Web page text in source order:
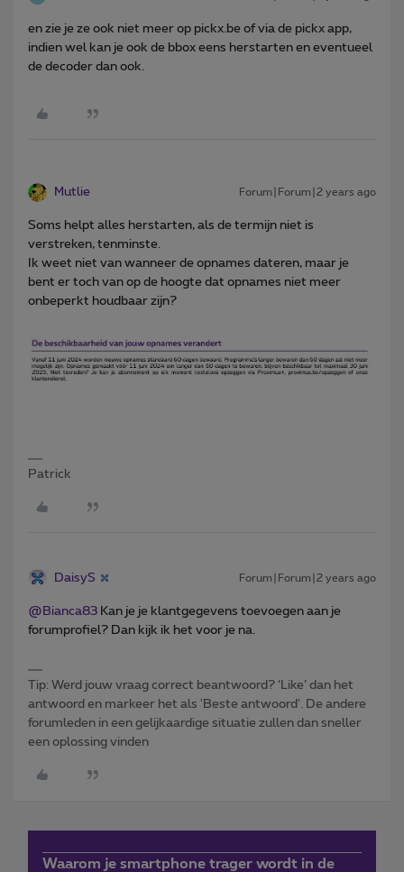
en zie je ze ook niet meer op pickx.be of via de pickx app,
indien wel kan je ook de bbox eens herstarten en eventueel
de decoder dan ook.
Mutlie Forum|Forum|2 years ago
Soms helpt alles herstarten, als de termijn niet is
verstreken, tenminste.
Ik weet niet van wanneer de opnames dateren, maar je
bent er toch van op de hoogte dat opnames niet meer
onbeperkt houdbaar zijn?
Patrick
DaisyS Forum|Forum|2 years ago
@Bianca83 Kan je je klantgegevens toevoegen aan je
forumprofiel? Dan kijk ik het voor je na.
Tip: Werd jouw vraag correct beantwoord? ‘Like’ dan het
antwoord en markeer het als 'Beste antwoord'. De andere
forumleden in een gelijkaardige situatie zullen dan sneller
een oplossing vinden
Waarom je smartphone trager wordt in de